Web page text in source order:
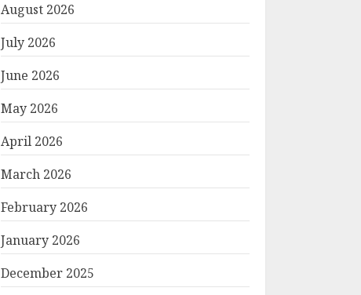
August 2026
July 2026
June 2026
May 2026
April 2026
March 2026
February 2026
January 2026
December 2025